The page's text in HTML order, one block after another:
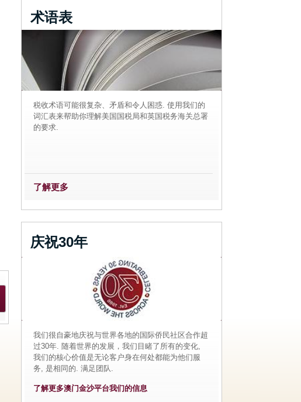
术语表
税收术语可能很复杂、矛盾和令人困惑. 使用我们的
词汇表来帮助你理解美国国税局和英国税务海关总署
的要求.
了解更多
庆祝30年
我们很自豪地庆祝与世界各地的国际侨民社区合作超
过30年. 随着世界的发展，我们目睹了所有的变化,
我们的核心价值是无论客户身在何处都能为他们服
务, 是相同的. 满足团队.
了解更多澳门金沙平台我们的信息